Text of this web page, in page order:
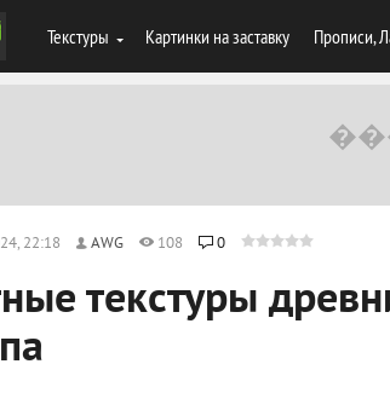
Текстуры Картинки на заставку Прописи,
22:18 AWG 108 0
текстуры